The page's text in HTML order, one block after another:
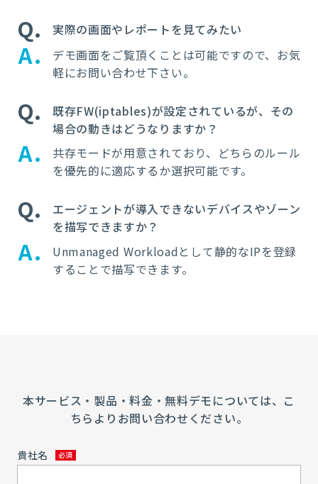
Q 実際の画面やレポートを見てみたい
A
デモ画面をご覧頂くことは可能ですので、お気
軽にお問い合わせ下さい。
Q
既存FW(iptables)が設定されているが、その
場合の動きはどうなりますか？
A
共存モードが用意されており、どちらのルール
を優先的に適応するか選択可能です。
Q
エージェントが導入できないデバイスやゾーン
を描写できますか？
A Unmanaged Workloadとして静的なIPを登録
することで描写できます。
本サービス・製品・料金・無料デモについては、こ
ちらよりお問い合わせください。
貴社名